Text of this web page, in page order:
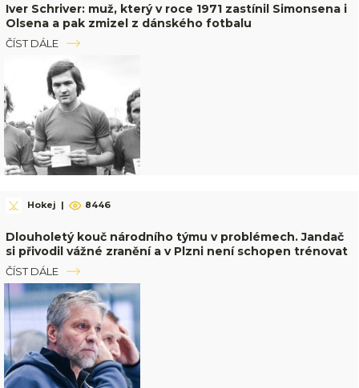
Iver Schriver: muž, který v roce 1971 zastínil Simonsena i
Olsena a pak zmizel z dánského fotbalu
ČÍST DÁLE
Hokej | 8446
Dlouholetý kouč národního týmu v problémech. Jandač
si přivodil vážné zranění a v Plzni není schopen trénovat
ČÍST DÁLE